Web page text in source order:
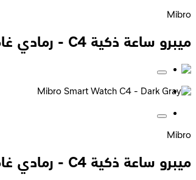
Mibro
ميبرو ساعة ذكية C4 - رمادي غامق
Mibro
ميبرو ساعة ذكية C4 - رمادي غامق